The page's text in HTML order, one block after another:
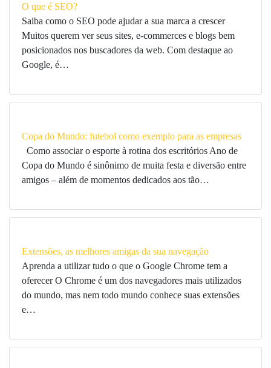
O que é SEO?
Saiba como o SEO pode ajudar a sua marca a crescer
Muitos querem ver seus sites, e-commerces e blogs bem
posicionados nos buscadores da web. Com destaque ao
Google, é…
Copa do Mundo: futebol como exemplo para as empresas
Como associar o esporte à rotina dos escritórios Ano de
Copa do Mundo é sinônimo de muita festa e diversão entre
amigos – além de momentos dedicados aos tão…
Extensões, as melhores amigas da sua navegação
Aprenda a utilizar tudo o que o Google Chrome tem a
oferecer O Chrome é um dos navegadores mais utilizados
do mundo, mas nem todo mundo conhece suas extensões
e…